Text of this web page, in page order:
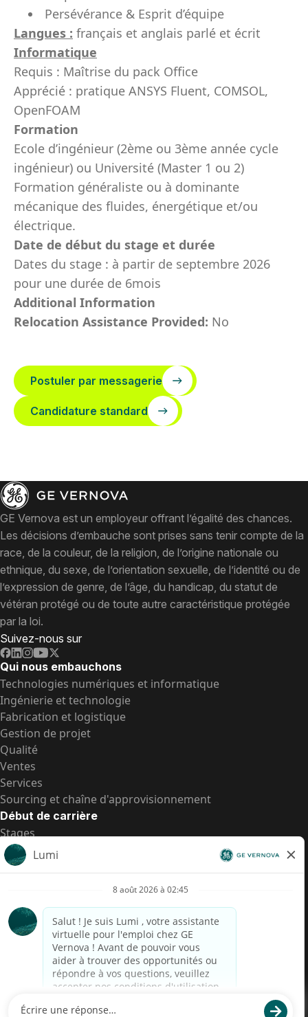
Persévérance & Esprit d’équipe
Langues : français et anglais parlé et écrit
Informatique
Requis : Maîtrise du pack Office
Apprécié : pratique ANSYS Fluent, COMSOL,
OpenFOAM
Formation
Ecole d’ingénieur (2ème ou 3ème année cycle
ingénieur) ou Université (Master 1 ou 2)
Formation généraliste ou à dominante
mécanique des fluides, énergétique et/ou
électrique.
Date de début du stage et durée
Dates du stage : à partir de septembre 2026
pour une durée de 6mois
Additional Information
Relocation Assistance Provided: No
Postuler par messagerie
Candidature standard
GE Vernova est un employeur offrant l’égalité des chances.
Les décisions d’embauche sont prises sans tenir compte de la
race, de la couleur, de la religion, de l’origine nationale ou
ethnique, du sexe, de l’orientation sexuelle, de l’identité ou de
l’expression de genre, de l’âge, du handicap, du statut de
vétéran protégé ou de toute autre caractéristique protégée
par la loi.
Suivez-nous sur
Qui nous embauchons
Technologies numériques et informatique
Ingénierie et technologie
Fabrication et logistique
Gestion de projet
Qualité
Ventes
Services
Sourcing et chaîne d'approvisionnement
Début de carrière
Stages
Postes de d’entrée
Toutes les opportunités
Avis de confidentialité de candidat
Alerte fraude
Transparence salariale au Brésil (Relatório de
Transparência Salarial)
Nous contacter